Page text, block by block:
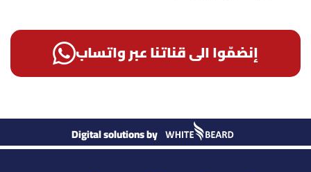
إنضمّوا الى قناتنا عبر واتساب
Digital solutions by